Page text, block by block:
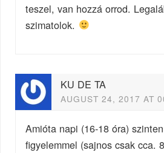
teszel, van hozzá orrod.
szimatolok.
KU DE TA
AUGUST 24, 2017 AT
Amióta napi (16-18 óra)
figyelemmel (sajnos csak cca.